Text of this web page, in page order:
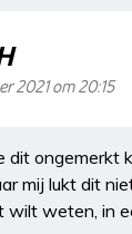
2021 om 20:15
dit ongemerkt
mij lukt dit
wilt weten, in